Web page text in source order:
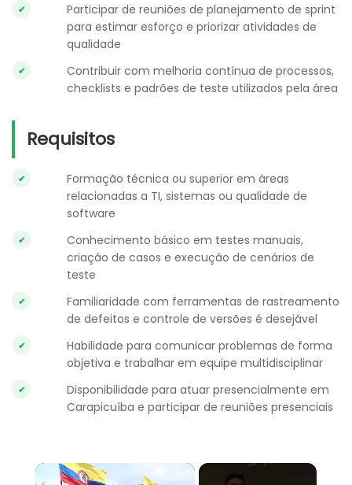
Participar de reuniões de planejamento de sprint
para estimar esforço e priorizar atividades de
qualidade
Contribuir com melhoria contínua de processos,
checklists e padrões de teste utilizados pela área
Requisitos
Formação técnica ou superior em áreas
relacionadas a TI, sistemas ou qualidade de
software
Conhecimento básico em testes manuais,
criação de casos e execução de cenários de
teste
Familiaridade com ferramentas de rastreamento
de defeitos e controle de versões é desejável
Habilidade para comunicar problemas de forma
objetiva e trabalhar em equipe multidisciplinar
Disponibilidade para atuar presencialmente em
Carapicuíba e participar de reuniões presenciais
×